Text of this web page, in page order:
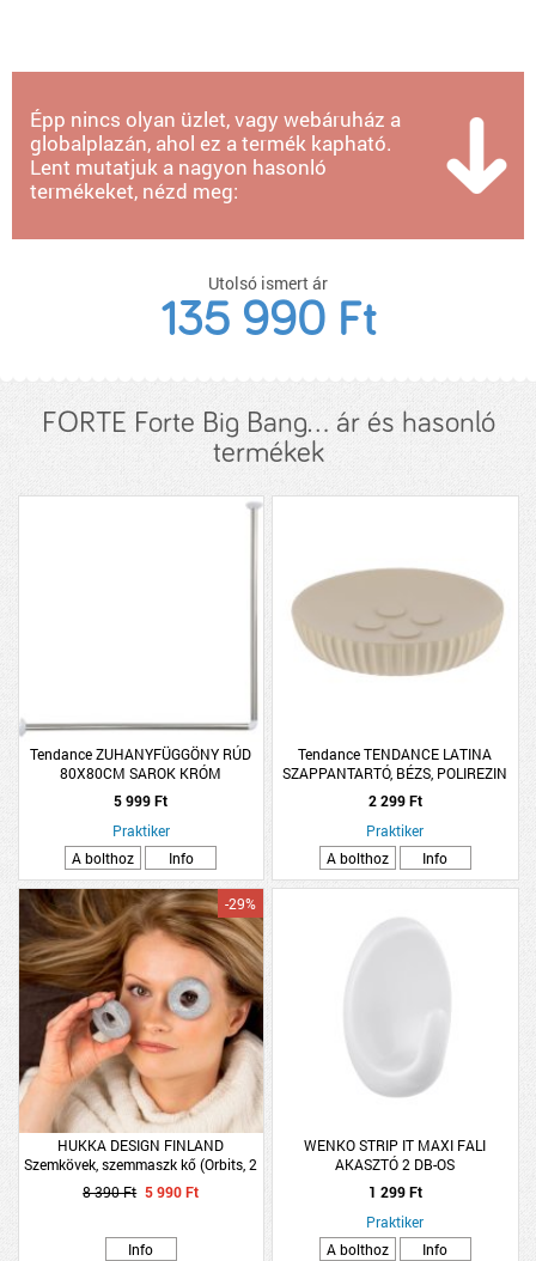
Épp nincs olyan üzlet, vagy webáruház a
globalplazán, ahol ez a termék kapható.
Lent mutatjuk a nagyon hasonló
termékeket, nézd meg:
Utolsó ismert ár
135 990 Ft
FORTE Forte Big Bang... ár és hasonló
termékek
Tendance ZUHANYFÜGGÖNY RÚD
80X80CM SAROK KRÓM
ROZSDAMENTES ACÉL
5 999 Ft
Praktiker
A bolthoz
Info
Tendance TENDANCE LATINA
SZAPPANTARTÓ, BÉZS, POLIREZIN
2 299 Ft
Praktiker
A bolthoz
Info
HUKKA DESIGN FINLAND
Szemkövek, szemmaszk kő (Orbits, 2
db/csomag)
-29%
8 390 Ft 5 990 Ft
Info
WENKO STRIP IT MAXI FALI
AKASZTÓ 2 DB-OS
1 299 Ft
Praktiker
A bolthoz
Info